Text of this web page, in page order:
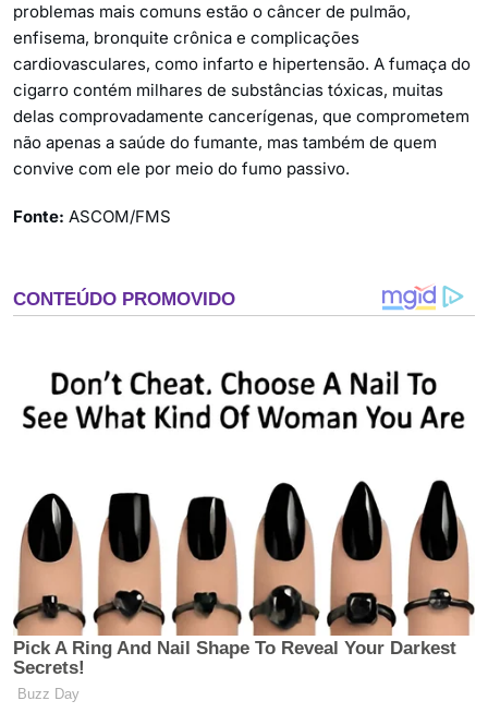
problemas mais comuns estão o câncer de pulmão,
enfisema, bronquite crônica e complicações
cardiovasculares, como infarto e hipertensão. A fumaça do
cigarro contém milhares de substâncias tóxicas, muitas
delas comprovadamente cancerígenas, que comprometem
não apenas a saúde do fumante, mas também de quem
convive com ele por meio do fumo passivo.
Fonte: ASCOM/FMS